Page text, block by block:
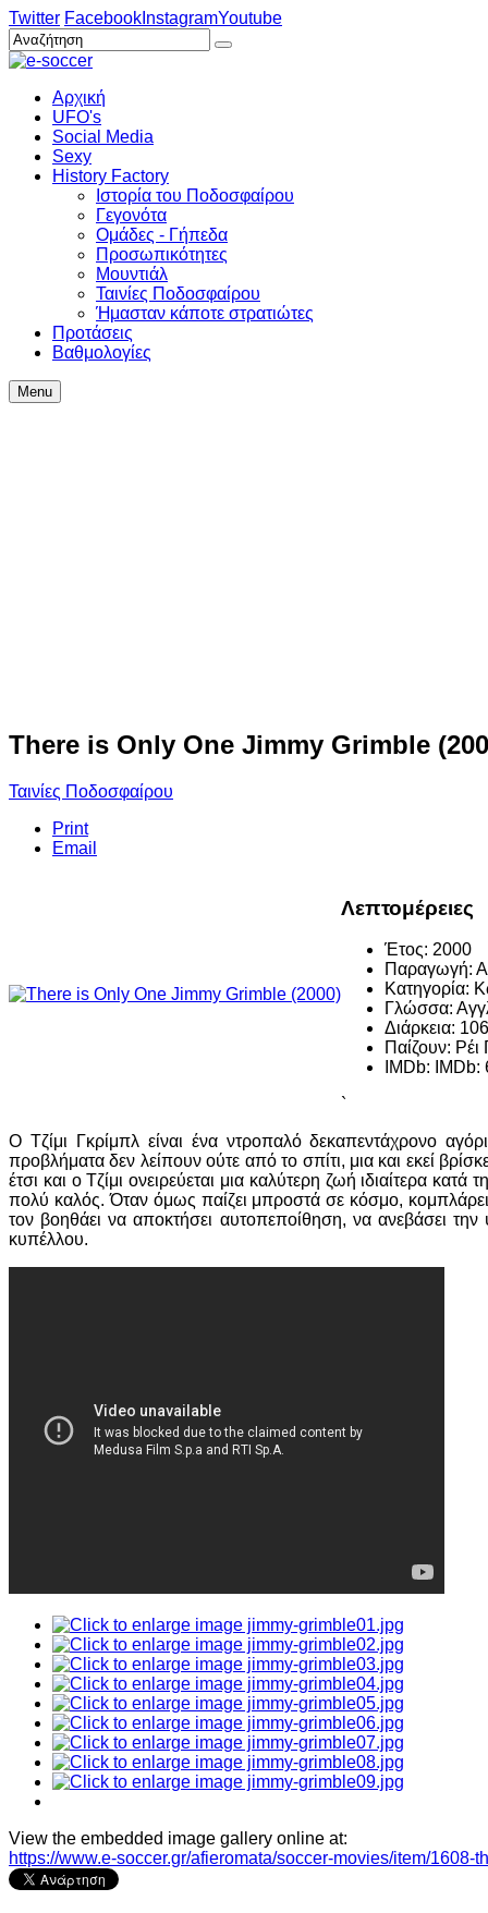
Twitter Facebook InstagramYoutube
Αρχική
UFO's
Social Media
Sexy
History Factory
Ιστορία του Ποδοσφαίρου
Γεγονότα
Ομάδες - Γήπεδα
Προσωπικότητες
Μουντιάλ
Ταινίες Ποδοσφαίρου
Ήμασταν κάποτε στρατιώτες
Προτάσεις
Βαθμολογίες
Menu
There is Only One Jimmy Grimble
Ταινίες Ποδοσφαίρου
Print
Email
Λεπτομέρειες
Έτος: 2000
Παραγωγή:
Κατηγορία:
Γλώσσα:
Διάρκεια:
Παίζουν: Ρέι
IMDb:
IMDb:
`
Ο Τζίμι Γκρίμπλ είναι ένα ντροπαλό δεκαπεντάχρονο
προβλήματα δεν λείπουν ούτε από το σπίτι, μια και εκεί
έτσι και ο Τζίμι ονειρεύεται μια καλύτερη ζωή ιδιαίτερα
πολύ καλός. Όταν όμως παίζει μπροστά σε κόσμο,
τον βοηθάει να αποκτήσει αυτοπεποίθηση, να ανεβάσει την
κυπέλλου.
View the embedded image gallery online at:
https://www.e-soccer.gr/afieromata/soccer-movies/item/